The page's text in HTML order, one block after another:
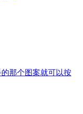
那个图案就可以按